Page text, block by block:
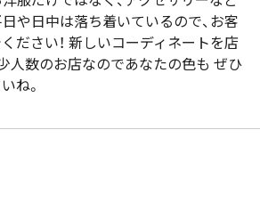
や日中は落ち着いているので、お客
ださい！ 新しいコーディネートを店
人数のお店なのであなたの色も ぜひ
ね。